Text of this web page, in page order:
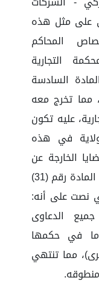
على مثل هذه
المحاكم
التجارية
السادسة
مما تخرج معه
عليه تكون
في هذه
الخارجة عن
اختصاص المحاكم الأخرى، بناء على المادة رقم (31)
نصت على أنه:
الدعاوى
وما في حكمها
مما تنتهي